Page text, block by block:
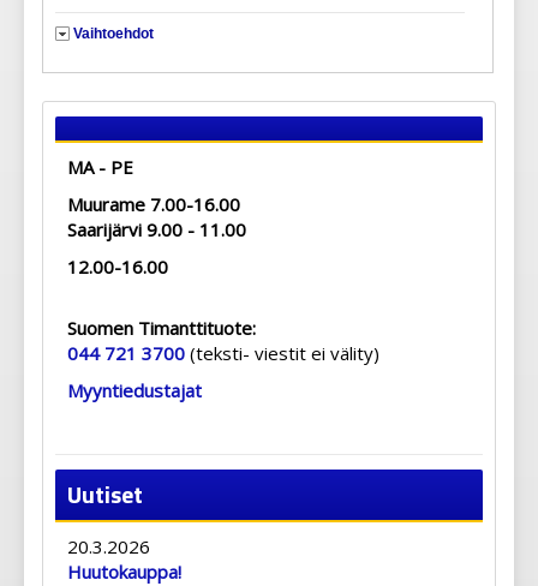
Vaihtoehdot
MA - PE
Muurame 7.00-16.00
Saarijärvi 9.00 - 11.00
12.00-16.00
Suomen Timanttituote:
044 721 3700 (teksti- viestit ei välity)
Myyntiedustajat
Uutiset
20.3.2026
Huutokauppa!